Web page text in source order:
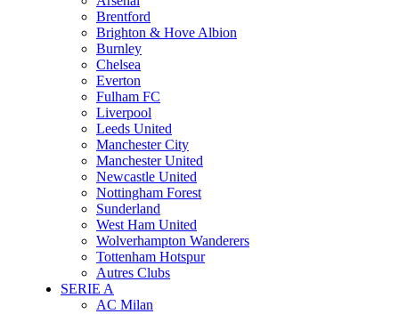
Brentford
Brighton & Hove Albion
Burnley
Chelsea
Everton
Fulham FC
Liverpool
Leeds United
Manchester City
Manchester United
Newcastle United
Nottingham Forest
Sunderland
West Ham United
Wolverhampton Wanderers
Tottenham Hotspur
Autres Clubs
SERIE A
AC Milan